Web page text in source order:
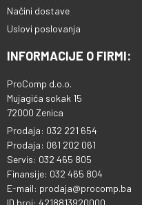
Načini dostave
Uslovi poslovanja
INFORMACIJE O FIRMI:
ProComp d.o.o.
Mujagića sokak 15
72000 Zenica
Prodaja: 032 221 654
Prodaja: 061 202 061
Servis: 032 465 805
Finansije: 032 465 804
E-mail: prodaja@procomp.ba